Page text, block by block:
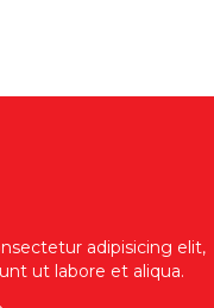
adipisicing elit,
ut labore et aliqua.